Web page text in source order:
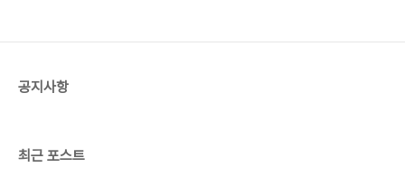
공지사항
최근 포스트